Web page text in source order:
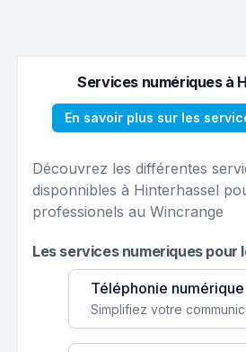
Services numériques à
En savoir plus sur les
Découvrez les différentes
disponnibles à Hinterhassel
professionels au Wincrange
Les services numeriques pour
Téléphonie numérique